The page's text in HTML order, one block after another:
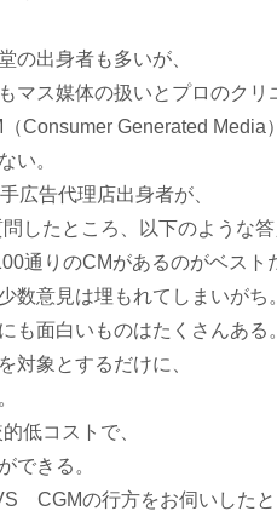
の出身者も多いが、
マス媒体の扱いとプロのクリ
Consumer Generated Media
い。
広告代理店出身者が、
したところ、以下のような答
通りのCMがあるのがベスト
数意見は埋もれてしまいがち。
も面白いものはたくさんある。
対象とするだけに、
低コストで、
できる。
CGMの行方をお伺いしたと